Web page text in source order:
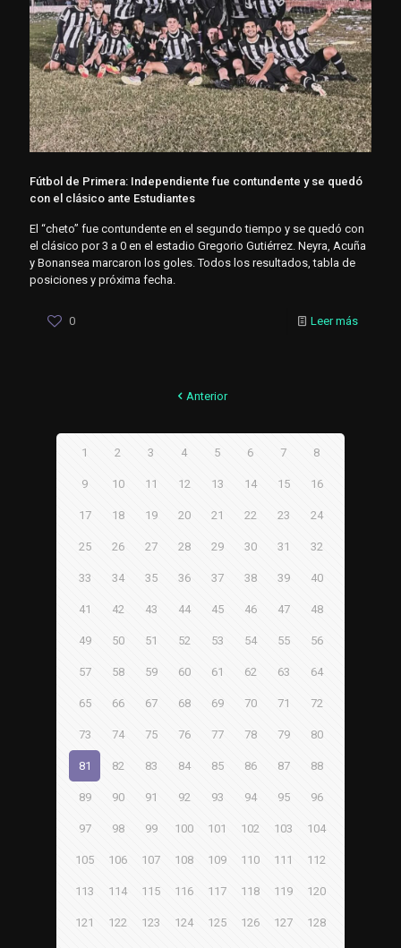
Fútbol de Primera: Independiente fue contundente y se quedó
con el clásico ante Estudiantes
El “cheto” fue contundente en el segundo tiempo y se quedó con
el clásico por 3 a 0 en el estadio Gregorio Gutiérrez. Neyra, Acuña
y Bonansea marcaron los goles. Todos los resultados, tabla de
posiciones y próxima fecha.
0 Leer más
Anterior
1 2 3 4 5 6 7 8
9 10 11 12 13 14 15 16
17 18 19 20 21 22 23 24
25 26 27 28 29 30 31 32
33 34 35 36 37 38 39 40
41 42 43 44 45 46 47 48
49 50 51 52 53 54 55 56
57 58 59 60 61 62 63 64
65 66 67 68 69 70 71 72
73 74 75 76 77 78 79 80
81 82 83 84 85 86 87 88
89 90 91 92 93 94 95 96
97 98 99 100 101 102 103 104
105 106 107 108 109 110 111 112
113 114 115 116 117 118 119 120
121 122 123 124 125 126 127 128